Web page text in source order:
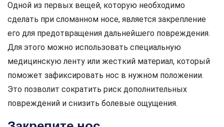
Одной из первых вещей, которую необходимо
сделать при сломанном носе, является закрепление
его для предотвращения дальнейшего повреждения.
Для этого можно использовать специальную
медицинскую ленту или жесткий материал, который
поможет зафиксировать нос в нужном положении.
Это позволит сократить риск дополнительных
повреждений и снизить болевые ощущения.